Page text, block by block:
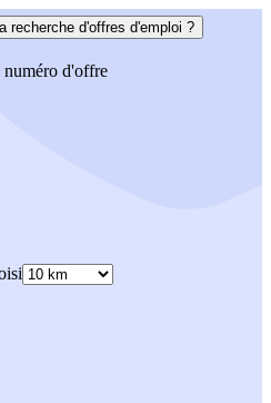
recherche d'offres d'emploi ?
numéro d'offre